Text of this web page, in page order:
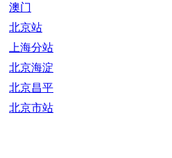
澳门
北京站
上海分站
北京海淀
北京昌平
北京市站